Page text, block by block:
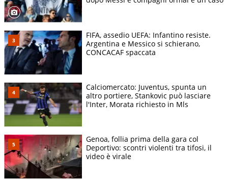
FIFA, assedio UEFA: Infantino resiste.
Argentina e Messico si schierano,
CONCACAF spaccata
Calciomercato: Juventus, spunta un
altro portiere, Stankovic può lasciare
l'Inter, Morata richiesto in Mls
Genoa, follia prima della gara col
Deportivo: scontri violenti tra tifosi, il
video è virale